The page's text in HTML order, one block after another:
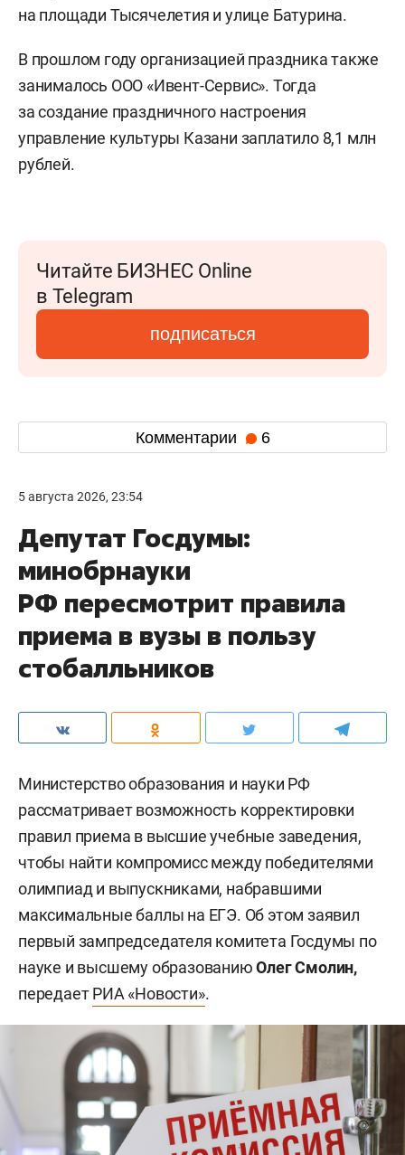
на площади Тысячелетия и улице Батурина.
В прошлом году организацией праздника также
занималось ООО «Ивент-Сервис». Тогда
за создание праздничного настроения
управление культуры Казани заплатило 8,1 млн
рублей.
Читайте БИЗНЕС Online
в Telegram
подписаться
Комментарии 6
5 августа 2026, 23:54
Депутат Госдумы:
минобрнауки
РФ пересмотрит правила
приема в вузы в пользу
стобалльников
Министерство образования и науки РФ
рассматривает возможность корректировки
правил приема в высшие учебные заведения,
чтобы найти компромисс между победителями
олимпиад и выпускниками, набравшими
максимальные баллы на ЕГЭ. Об этом заявил
первый зампредседателя комитета Госдумы по
науке и высшему образованиюОлег Смолин,
передаетРИА «Новости».